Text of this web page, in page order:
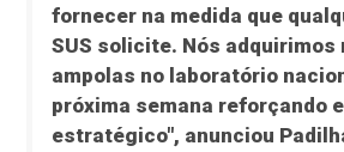
fornecer na medida que
SUS solicite. Nós adquirimos
ampolas no laboratório
próxima semana reforçando
estratégico", anunciou